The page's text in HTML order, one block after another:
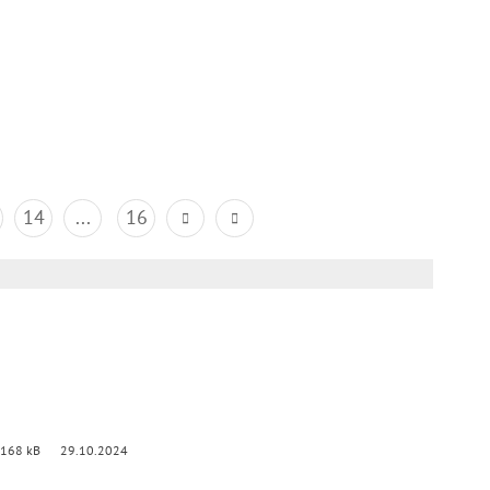
14 ... 16
kB 29.10.2024